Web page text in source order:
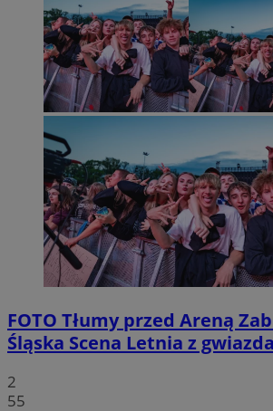
FOTO Tłumy przed Areną
Śląska Scena Letnia z
2
55